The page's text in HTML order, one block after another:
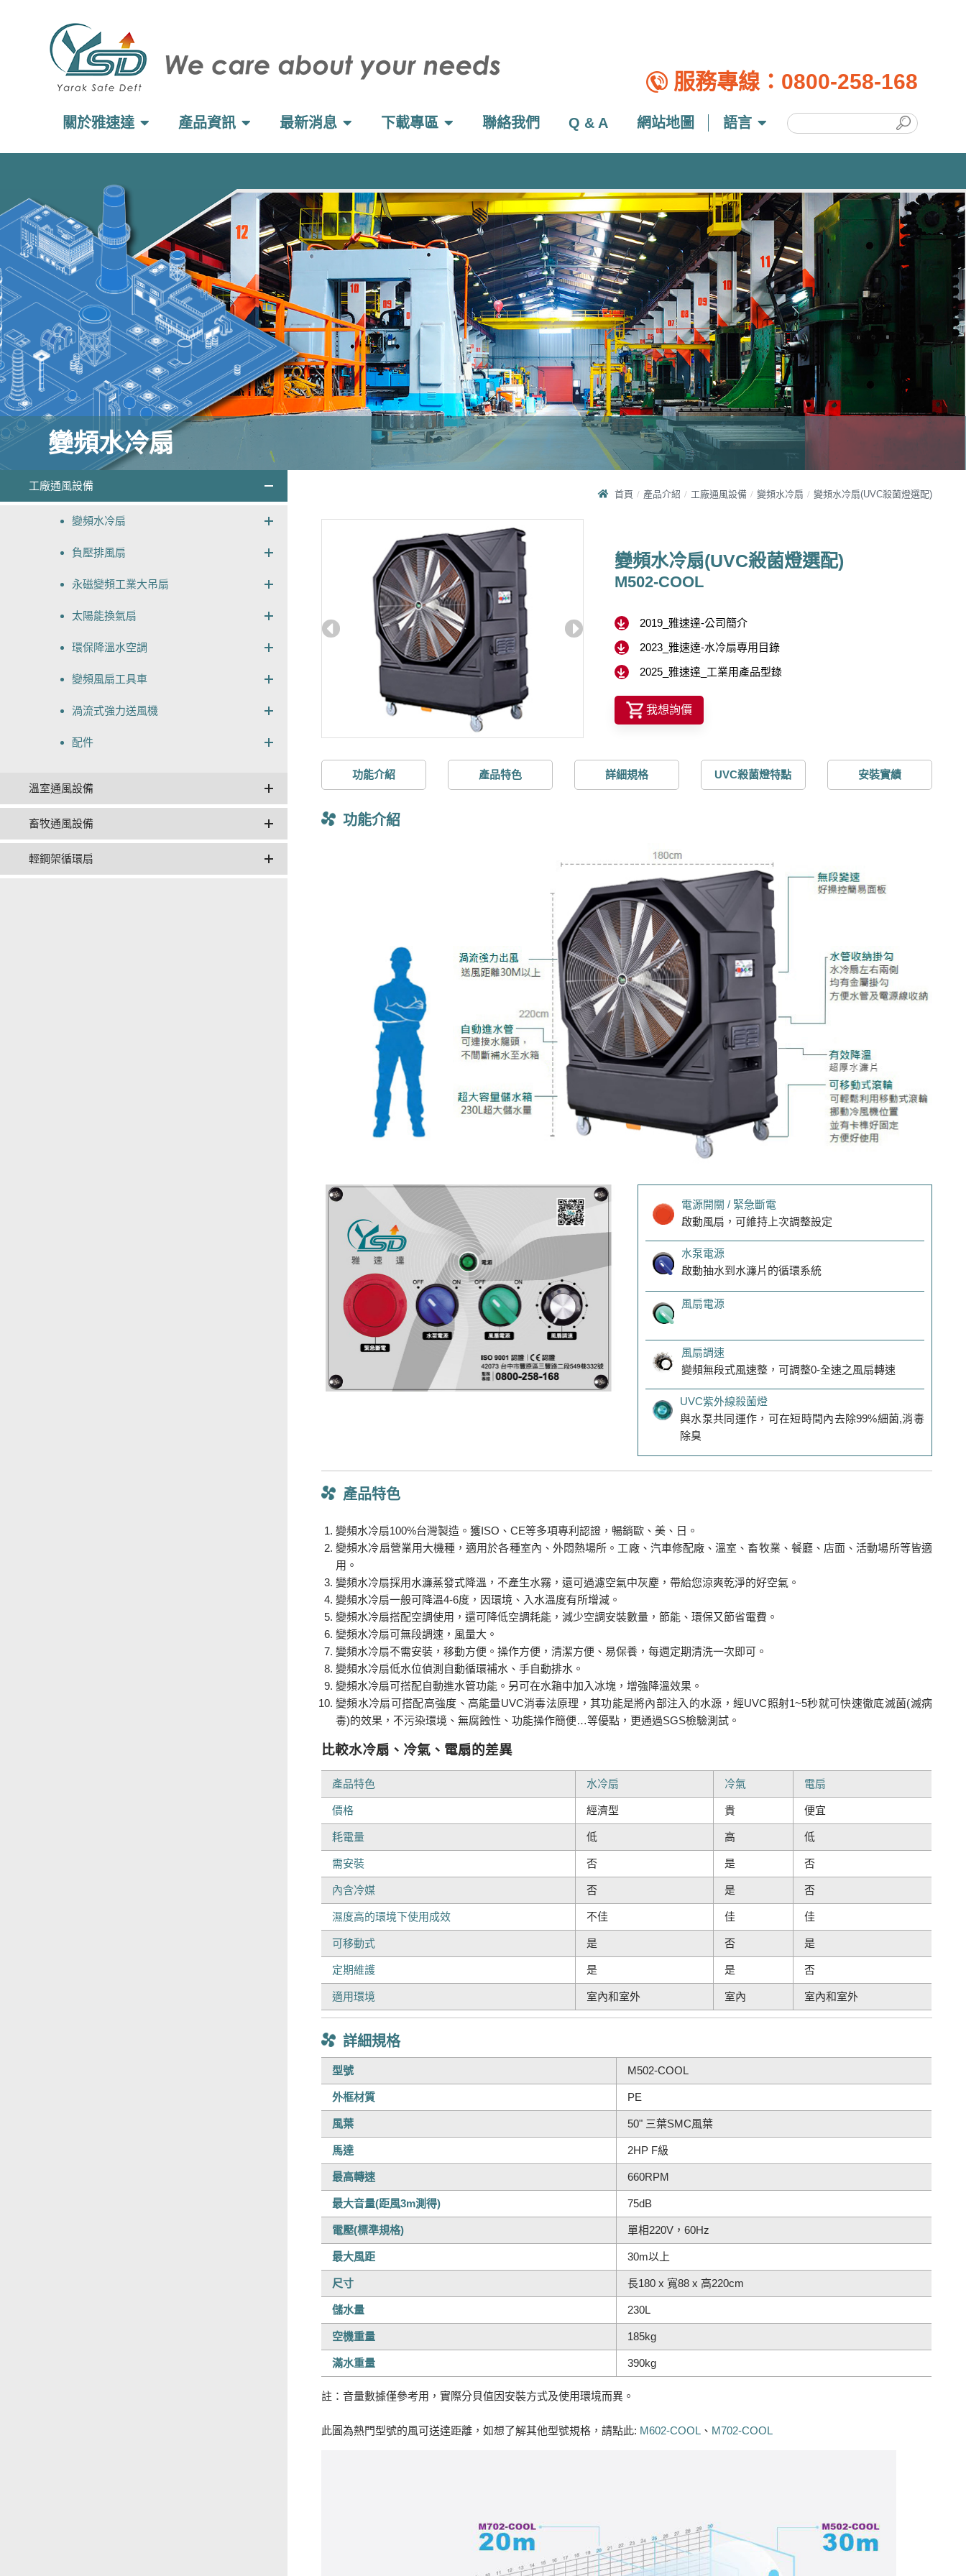
服務專線： 0800-258-168
關於雅速達 產品資訊 最新消息 下載專區 聯絡我們 Q & A 網站地圖 語言
變頻水冷扇
工廠通風設備
變頻水冷扇
負壓排風扇
永磁變頻工業大吊扇
太陽能換氣扇
環保降溫水空調
變頻風扇工具車
渦流式強力送風機
配件
溫室通風設備
畜牧通風設備
輕鋼架循環扇
首頁 產品介紹 工廠通風設備 變頻水冷扇 變頻水冷扇(UVC殺菌燈選配)
變頻水冷扇(UVC殺菌燈選配)
M502-COOL
2019_雅速達-公司簡介
2023_雅速達-水冷扇專用目錄
2025_雅速達_工業用產品型錄
我想詢價
功能介紹 產品特色 詳細規格 UVC殺菌燈特點 安裝實績
功能介紹
電源開關 / 緊急斷電
啟動風扇，可維持上次調整設定
水泵電源
啟動抽水到水濂片的循環系統
風扇電源
風扇調速
變頻無段式風速整，可調整0-全速之風扇轉速
UVC紫外線殺菌燈
與水泵共同運作，可在短時間內去除99%細菌,消毒
除臭
產品特色
變頻水冷扇100%台灣製造。獲ISO、CE等多項專利認證，暢銷歐、美、日。
變頻水冷扇營業用大機種，適用於各種室內、外悶熱場所。工廠、汽車修配廠、溫室、畜牧業、餐廳、店面、活動場所等皆適
用。
變頻水冷扇採用水濂蒸發式降溫，不產生水霧，還可過濾空氣中灰塵，帶給您涼爽乾淨的好空氣。
變頻水冷扇一般可降溫4-6度，因環境、入水溫度有所增減。
變頻水冷扇搭配空調使用，還可降低空調耗能，減少空調安裝數量，節能、環保又節省電費。
變頻水冷扇可無段調速，風量大。
變頻水冷扇不需安裝，移動方便。操作方便，清潔方便、易保養，每週定期清洗一次即可。
變頻水冷扇低水位偵測自動循環補水、手自動排水。
變頻水冷扇可搭配自動進水管功能。另可在水箱中加入冰塊，增強降溫效果。
變頻水冷扇可搭配高強度、高能量UVC消毒法原理，其功能是將內部注入的水源，經UVC照射1~5秒就可快速徹底滅菌(滅病
毒)的效果，不污染環境、無腐蝕性、功能操作簡便…等優點，更通過SGS檢驗測試。
比較水冷扇、冷氣、電扇的差異
產品特色 水冷扇 冷氣 電扇
價格 經濟型 貴 便宜
耗電量 低 高 低
需安裝 否 是 否
內含冷媒 否 是 否
濕度高的環境下使用成效 不佳 佳 佳
可移動式 是 否 是
定期維護 是 是 否
適用環境 室內和室外 室內 室內和室外
詳細規格
型號 M502-COOL
外框材質 PE
風葉 50" 三葉SMC風葉
馬達 2HP F級
最高轉速 660RPM
最大音量(距風3m測得) 75dB
電壓(標準規格) 單相220V，60Hz
最大風距 30m以上
尺寸 長180 x 寬88 x 高220cm
儲水量 230L
空機重量 185kg
滿水重量 390kg
註：音量數據僅參考用，實際分貝值因安裝方式及使用環境而異。
此圖為熱門型號的風可送達距離，如想了解其他型號規格，請點此: M602-COOL 、 M702-COOL